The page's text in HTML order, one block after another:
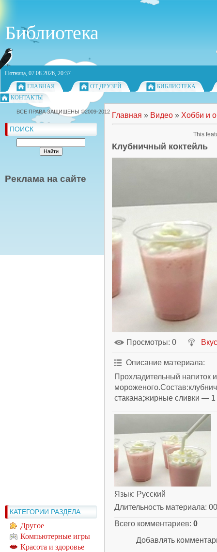
Библиотека
Пятница, 07.08.2026, 20:37
ГЛАВНАЯ
ОТ ДРУЗЕЙ
БИБЛИОТЕКА
КОНТАКТЫ
ПОИСК
Реклама на сайте
КАТЕГОРИИ РАЗДЕЛА
Другое
Компьютерные игры
Красота и здоровье
Главная » Видео » Хобби и
Клубничный коктейль
Просмотры: 0
Описание материала:
Прохладительный напиток
стакана;жирные сливки —
Язык: Русский
Длительность материала:
Всего комментариев: 0
Добавлять
ВСЕ ПРАВА ЗАЩИЩЕНЫ ©2009-2012
This